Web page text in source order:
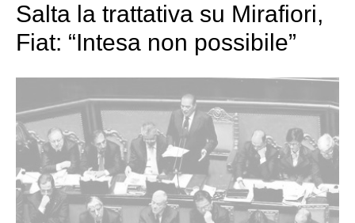
Salta la trattativa su Mirafiori,
Fiat: “Intesa non possibile”